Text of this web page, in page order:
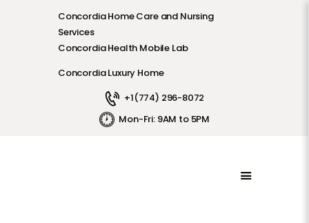
Concordia Home Care and Nursing
Services
Concordia Health Mobile Lab
Concordia Luxury Home
+1(774) 296-8072
Mon-Fri: 9AM to 5PM
LOGIN
HOME
FRANCHISE
SERVICES
EMPLOYEE PORTAL